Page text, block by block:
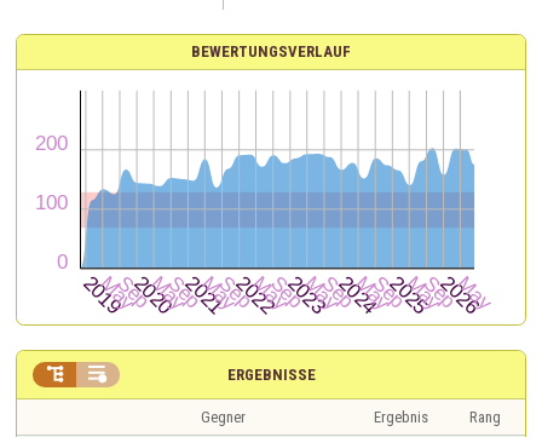
BEWERTUNGSVERLAUF
ERGEBNISSE
 
Gegner Ergebnis
Rang